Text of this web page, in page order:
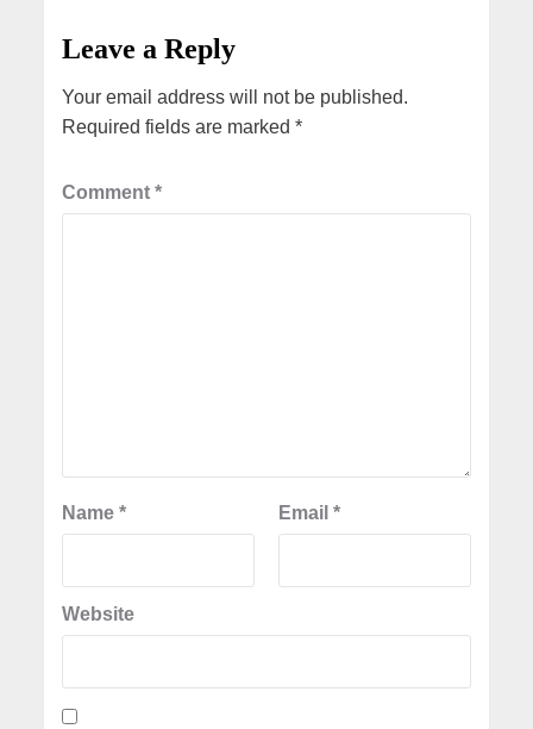
Leave a Reply
Your email address will not be published.
Required fields are marked*
Comment*
Name* Email *
Website